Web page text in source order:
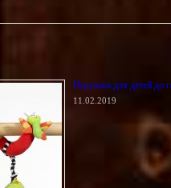
Игрушки для детей до
11.02.2019